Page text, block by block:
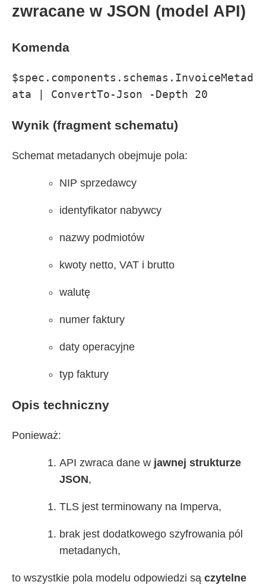
zwracane w JSON (model API)
Komenda
$spec.components.schemas.InvoiceMetad
ata | ConvertTo-Json -Depth 20
Wynik (fragment schematu)
Schemat metadanych obejmuje pola:
NIP sprzedawcy
identyfikator nabywcy
nazwy podmiotów
kwoty netto, VAT i brutto
walutę
numer faktury
daty operacyjne
typ faktury
Opis techniczny
Ponieważ:
API zwraca dane w jawnej strukturze
JSON,
TLS jest terminowany na Imperva,
brak jest dodatkowego szyfrowania pól
metadanych,
to wszystkie pola modelu odpowiedzi są czytelne